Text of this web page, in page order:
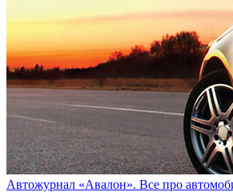
Автожурнал «Авалон». Все про